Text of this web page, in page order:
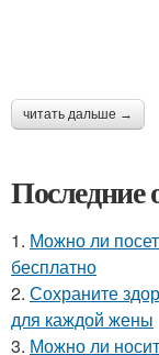
читать дальше →
Последние
1. Можно ли
бесплатно
2. Сохраните
для каждой жены
3. Можно ли